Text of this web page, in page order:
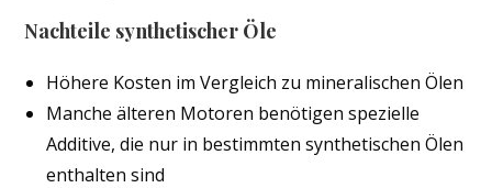
Nachteile synthetischer Öle
Höhere Kosten im Vergleich zu mineralischen Ölen
Manche älteren Motoren benötigen spezielle
Additive, die nur in bestimmten synthetischen Ölen
enthalten sind